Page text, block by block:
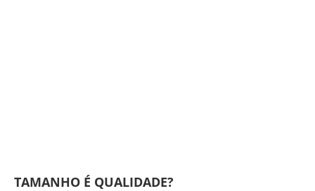
TAMANHO É QUALIDADE?